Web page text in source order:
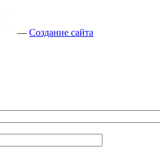
— Создание сайта